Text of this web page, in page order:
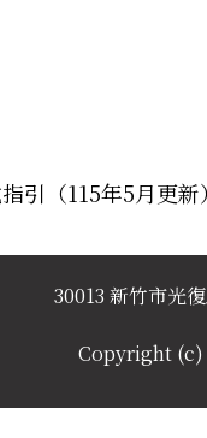
引（115年5月更新）
30013 新竹市光
Copyright (c)